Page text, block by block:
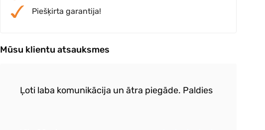
Piešķirta garantija!
Mūsu klientu atsauksmes
Ļoti laba komunikācija un ātra piegāde. Paldies